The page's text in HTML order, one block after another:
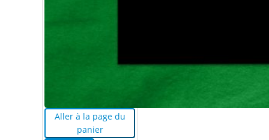
Aller à la page du
panier